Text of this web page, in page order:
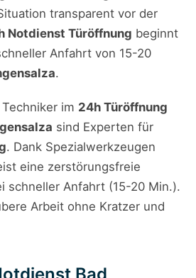
transparent vor der
Notdienst Türöffnung beginnt
Anfahrt von 15-20
.
im 24h Türöffnung
sind Experten für
. Dank Spezialwerkzeugen
eine zerstörungsfreie
schneller Anfahrt (15-20 Min.).
Arbeit ohne Kratzer und